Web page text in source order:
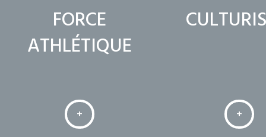
FORCE
ATHLÉTIQUE
+ +